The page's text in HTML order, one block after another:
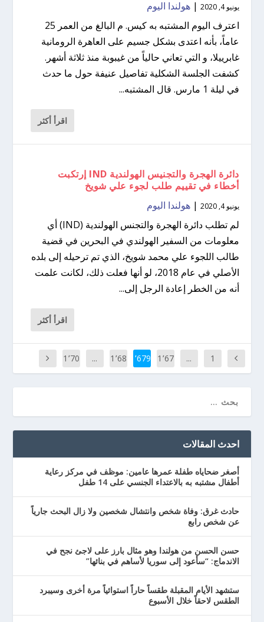
يونيو 4, 2020 |هولندا اليوم
اعترف اليوم المشتبه به كيس. م البالغ من العمر 25
عاماً، بأنه اعتدى بشكل جسيم على العاهرة الرومانية
غابرييلا، و التي تعاني حالياً من غيبوبة منذ ثلاثة أشهر.
كشفت الجلسة الشكلية تفاصيل عنيفة حول ما حدث
في ليلة 1 مارس. قال المشتبه...
اقرأ أكثر
دائرة الهجرة والتجنيس الهولندية IND إرتكبت
أخطاء في تقييم طلب لجوء علي شويخ
يونيو 4, 2020 |هولندا اليوم
لم تطلب دائرة الهجرة والتجنس الهولندية (IND) أي
معلومات من السفير الهولندي في البحرين في قضية
طالب اللجوء علي محمد شويخ، الذي تم ترحيله إلى بلده
الأصلي في عام 2018، لو أنها فعلت ذلك، لكانت علمت
أنه من الخطر إعادة الرجل إلى...
اقرأ أكثر
1
...
1٬67
8
1٬679
1٬68
0
...
1٬70
3
احدث المقالات
أصغر ضحاياه طفلة عمرها عامين: موظف في مركز رعاية
أطفال مشتبه به بالاعتداء الجنسي على 14 طفل
حادث غرق: وفاة شخص وانتشال شخصين ولا زال البحث جارياً
عن شخص رابع
حسن الحسن من هولندا وهو مثال بارز على لاجئ نجح في
الاندماج: “سأعود إلى سوريا لأساهم في بنائها”
ستشهد الأيام المقبلة طقساً حاراً استوائياً مرة أخرى وسيبرد
الطقس لاحقاً خلال الأسبوع